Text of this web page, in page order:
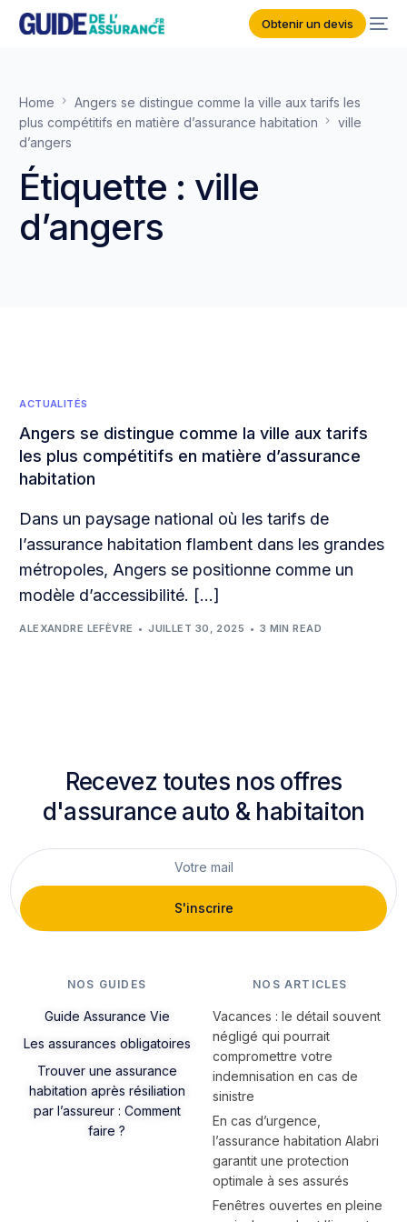
Obtenir un devis
Home
Angers se distingue comme la ville aux tarifs les
plus compétitifs en matière d’assurance habitation
ville
d’angers
Étiquette : ville
d’angers
ACTUALITÉS
Angers se distingue comme la ville aux tarifs
les plus compétitifs en matière d’assurance
habitation
Dans un paysage national où les tarifs de
l’assurance habitation flambent dans les grandes
métropoles, Angers se positionne comme un
modèle d’accessibilité. […]
ALEXANDRE LEFÈVRE JUILLET 30, 2025 3 MIN READ
Recevez toutes nos offres
d'assurance auto & habitaiton
S'inscrire
NOS GUIDES
Guide Assurance Vie
Les assurances obligatoires
Trouver une assurance
habitation après résiliation
par l’assureur : Comment
faire ?
NOS ARTICLES
Vacances : le détail souvent
négligé qui pourrait
compromettre votre
indemnisation en cas de
sinistre
En cas d’urgence,
l’assurance habitation Alabri
garantit une protection
optimale à ses assurés
Fenêtres ouvertes en pleine